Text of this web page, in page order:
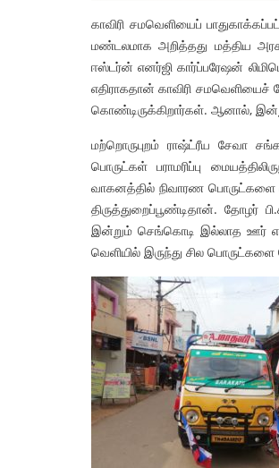
காவிரி சமவெளியைப்
மண்டலமாக அறித்தது மத்திய
ஈஸ்டர்ன் எனர்ஜி கார்ப்பரேஷன்
எதிராகதான் காவிரி
கொண்டிருக்கிறார்கள். ஆனால்,
மற்றொருபுறம் ராஷ்ட்ரீய சேவா
பொருட்கள் பராமரிப்பு
வாகனத்தில் நிவாரண பொருட்களை
திருத்துறைப்பூண்டிதான். தோழர்
இன்றும் செங்கொடி இல்லாத ஊர்
வெளியில் இருந்து சில